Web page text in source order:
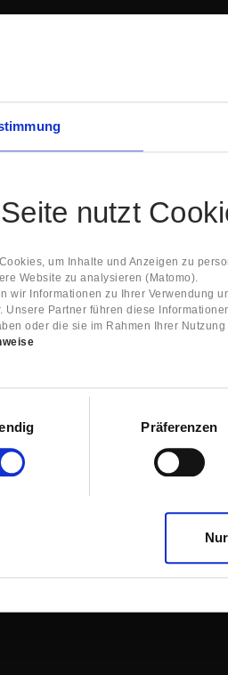
nutzt
um Inhalte und Anzeigen zu
Website zu analysieren (Matomo).
wir Informationen zu Ihrer Verwendung
Unsere Partner führen diese
oder die sie im Rahmen Ihrer
Präferenzen